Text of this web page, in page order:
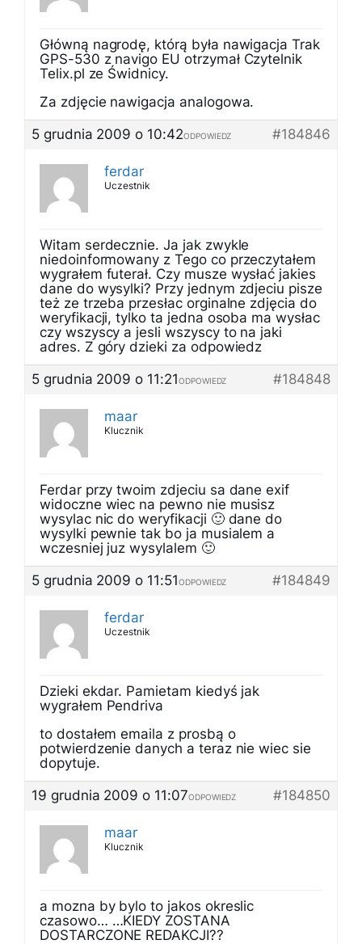
Główną nagrodę, którą była nawigacja Trak
GPS-530 z navigo EU otrzymał Czytelnik
Telix.pl ze Świdnicy.
Za zdjęcie nawigacja analogowa.
5 grudnia 2009 o 10:42
#184846
ODPOWIEDZ
ferdar
Uczestnik
Witam serdecznie. Ja jak zwykle
niedoinformowany z Tego co przeczytałem
wygrałem futerał. Czy musze wysłać jakies
dane do wysylki? Przy jednym zdjeciu pisze
też ze trzeba przesłac orginalne zdjęcia do
weryfikacji, tylko ta jedna osoba ma wysłac
czy wszyscy a jesli wszyscy to na jaki
adres. Z góry dzieki za odpowiedz
5 grudnia 2009 o 11:21
#184848
ODPOWIEDZ
maar
Klucznik
Ferdar przy twoim zdjeciu sa dane exif
widoczne wiec na pewno nie musisz
wysylac nic do weryfikacji 🙂 dane do
wysylki pewnie tak bo ja musialem a
wczesniej juz wysylalem 🙂
5 grudnia 2009 o 11:51
#184849
ODPOWIEDZ
ferdar
Uczestnik
Dzieki ekdar. Pamietam kiedyś jak
wygrałem Pendriva
to dostałem emaila z prosbą o
potwierdzenie danych a teraz nie wiec sie
dopytuje.
19 grudnia 2009 o 11:07
#184850
ODPOWIEDZ
maar
Klucznik
a mozna by bylo to jakos okreslic
czasowo… …KIEDY ZOSTANA
DOSTARCZONE REDAKCJI??